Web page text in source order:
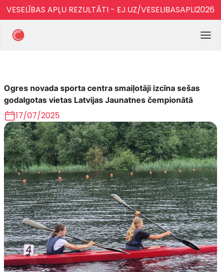
VESELĪBAS APĻU REZULTĀTI - EJ.UZ/VESELIBASAPLI2026
Ogres novada sporta centra smaiļotāji izcīna sešas
godalgotas vietas Latvijas Jaunatnes čempionātā
17/07/2025